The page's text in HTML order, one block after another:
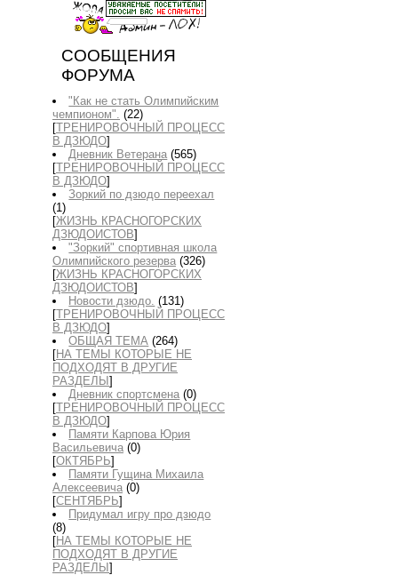
СООБЩЕНИЯ
ФОРУМА
"Как не стать Олимпийским
чемпионом". (22)
[ТРЕНИРОВОЧНЫЙ ПРОЦЕСС
В ДЗЮДО]
Дневник Ветерана (565)
[ТРЕНИРОВОЧНЫЙ ПРОЦЕСС
В ДЗЮДО]
Зоркий по дзюдо переехал
(1)
[ЖИЗНЬ КРАСНОГОРСКИХ
ДЗЮДОИСТОВ]
"Зоркий" спортивная школа
Олимпийского резерва (326)
[ЖИЗНЬ КРАСНОГОРСКИХ
ДЗЮДОИСТОВ]
Новости дзюдо. (131)
[ТРЕНИРОВОЧНЫЙ ПРОЦЕСС
В ДЗЮДО]
ОБЩАЯ ТЕМА (264)
[НА ТЕМЫ КОТОРЫЕ НЕ
ПОДХОДЯТ В ДРУГИЕ
РАЗДЕЛЫ ]
Дневник спортсмена (0)
[ТРЕНИРОВОЧНЫЙ ПРОЦЕСС
В ДЗЮДО]
Памяти Карпова Юрия
Васильевича (0)
[ОКТЯБРЬ]
Памяти Гущина Михаила
Алексеевича (0)
[СЕНТЯБРЬ]
Придумал игру про дзюдо
(8)
[НА ТЕМЫ КОТОРЫЕ НЕ
ПОДХОДЯТ В ДРУГИЕ
РАЗДЕЛЫ ]